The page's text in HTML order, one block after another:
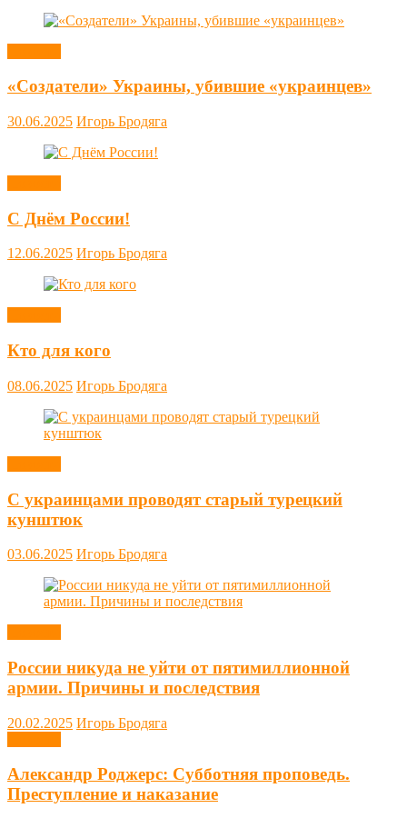
«Создатели» Украины, убившие «украинцев»
30.06.2025 Игорь Бродяга
С Днём России!
12.06.2025 Игорь Бродяга
Кто для кого
08.06.2025 Игорь Бродяга
С украинцами проводят старый турецкий
кунштюк
03.06.2025 Игорь Бродяга
России никуда не уйти от пятимиллионной
армии. Причины и последствия
20.02.2025 Игорь Бродяга
Александр Роджерс: Субботняя проповедь.
Преступление и наказание